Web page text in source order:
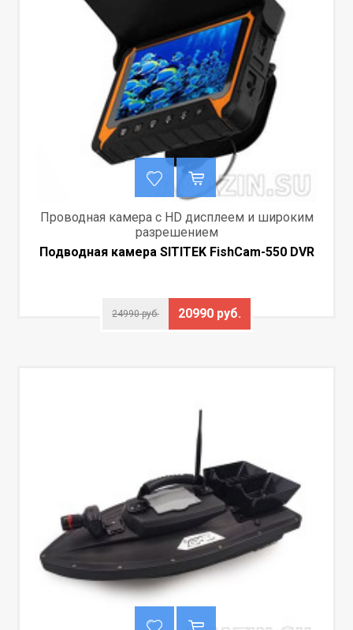
Проводная камера с HD дисплеем и широким
разрешением
Подводная камера SITITEK FishCam-550 DVR
24990 руб. 20990 руб.